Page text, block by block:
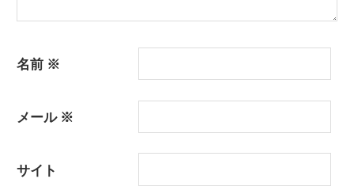
名前 ※
メール ※
サイト